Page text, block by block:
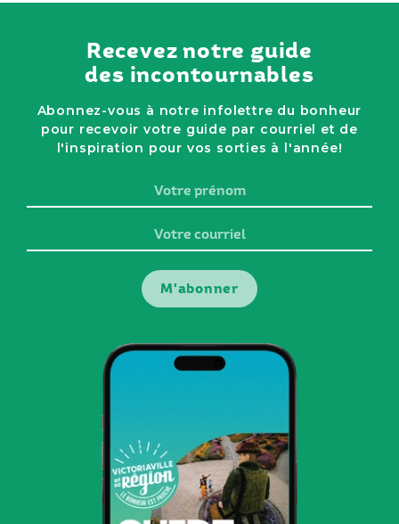
Recevez notre guide
des incontournables
Abonnez-vous à notre infolettre du bonheur
pour recevoir votre guide par courriel et de
l'inspiration pour vos sorties à l'année!
prénom
courriel